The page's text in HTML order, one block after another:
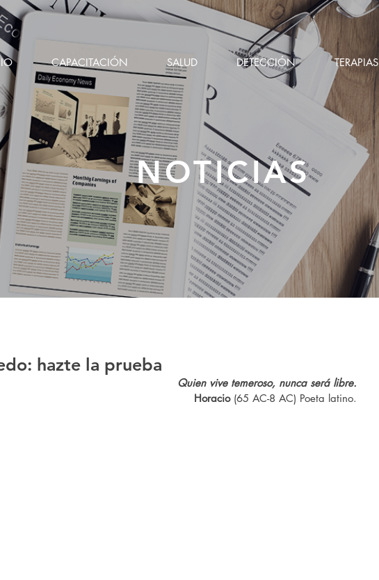
NOTICIAS
hazte la prueba
Quien vive temeroso, nunca será libre.
Horacio (65 AC-8 AC) Poeta latino.
CAPACITACIÓN SALUD DETECCIÓN TERAPIAS